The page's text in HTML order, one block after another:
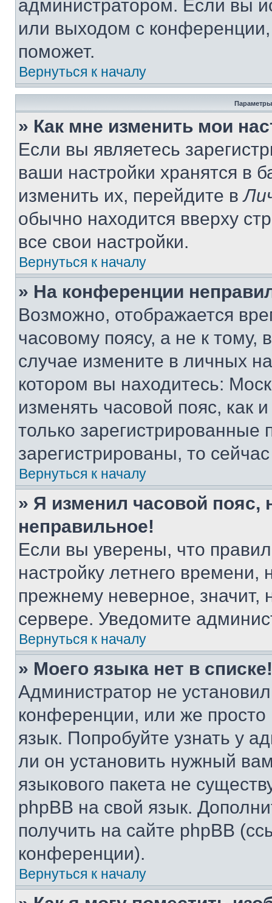
администратором. Если вы
или выходом с
поможет.
Вернуться к началу
Параметры
» Как мне изменить мои
Если вы являетесь
ваши настройки хранятся в
изменить их, перейдите в
обычно находится вверху
все свои настройки.
Вернуться к началу
» На конференции
Возможно, отображается
часовому поясу, а не к тому,
случае измените в личных
котором вы находитесь:
изменять часовой пояс, как
только
зарегистрированы, то
Вернуться к началу
» Я изменил часовой пояс,
неправильное!
Если вы уверены, что
настройку летнего
прежнему неверное, значит,
сервере. Уведомите
Вернуться к началу
» Моего языка нет в списке!
Администратор не
конференции, или же
язык. Попробуйте узнать у
ли он установить нужный
языкового пакета не
phpBB на свой язык.
получить на сайте phpBB
конференции).
Вернуться к началу